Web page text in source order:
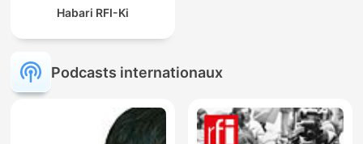
Habari RFI-Ki
Podcasts internationaux